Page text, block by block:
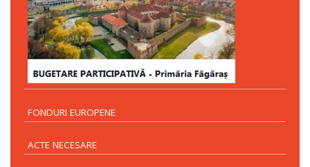
FONDURI EUROPENE
ACTE NECESARE